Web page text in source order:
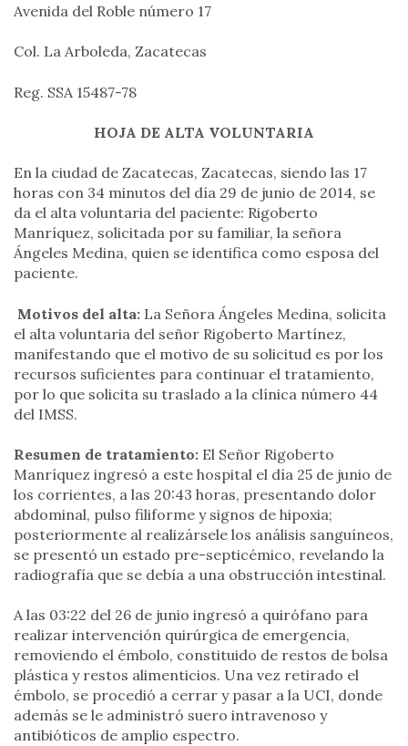
Avenida del Roble número 17
Col. La Arboleda, Zacatecas
Reg. SSA 15487-78
HOJA DE ALTA VOLUNTARIA
En la ciudad de Zacatecas, Zacatecas, siendo las 17
horas con 34 minutos del día 29 de junio de 2014, se
da el alta voluntaria del paciente: Rigoberto
Manríquez, solicitada por su familiar, la señora
Ángeles Medina, quien se identifica como esposa del
paciente.
Motivos del alta: La Señora Ángeles Medina, solicita
el alta voluntaria del señor Rigoberto Martínez,
manifestando que el motivo de su solicitud es por los
recursos suficientes para continuar el tratamiento,
por lo que solicita su traslado a la clínica número 44
del IMSS.
Resumen de tratamiento: El Señor Rigoberto
Manríquez ingresó a este hospital el día 25 de junio de
los corrientes, a las 20:43 horas, presentando dolor
abdominal, pulso filiforme y signos de hipoxia;
posteriormente al realizársele los análisis sanguíneos,
se presentó un estado pre-septicémico, revelando la
radiografía que se debía a una obstrucción intestinal.
A las 03:22 del 26 de junio ingresó a quirófano para
realizar intervención quirúrgica de emergencia,
removiendo el émbolo, constituido de restos de bolsa
plástica y restos alimenticios. Una vez retirado el
émbolo, se procedió a cerrar y pasar a la UCI, donde
además se le administró suero intravenoso y
antibióticos de amplio espectro.